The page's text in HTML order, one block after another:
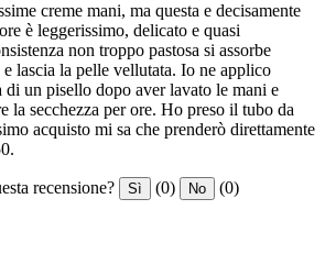
creme mani, ma questa e decisamente
è leggerissimo, delicato e quasi
non troppo pastosa si assorbe
lascia la pelle vellutata. Io ne applico
di un pisello dopo aver lavato le mani e
la secchezza per ore. Ho preso il tubo da
acquisto mi sa che prenderò direttamente
recensione? Sì (0) No (0)